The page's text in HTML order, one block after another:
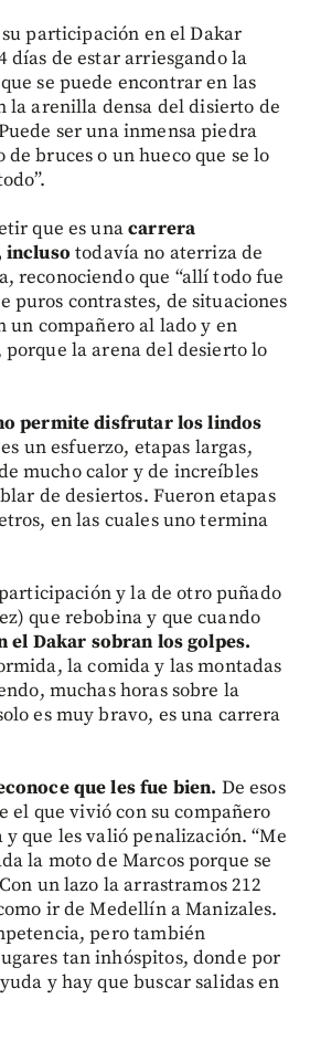
participación en el Dakar
días de estar arriesgando la
se puede encontrar en las
la arenilla densa del disierto de
ser una inmensa piedra
de bruces o un hueco que se lo
que es unacarrera
incluso todavía no aterriza de
reconociendo que “allí todo fue
puros contrastes, de situaciones
un compañero al lado y en
la arena del desierto lo
permite disfrutar los lindos
un esfuerzo, etapas largas,
mucho calor y de increíbles
de desiertos. Fueron etapas
en las cuales uno termina
y la de otro puñado
que rebobina y que cuando
el Dakar sobran los golpes.
la comida y las montadas
muchas horas sobre la
es muy bravo, es una carrera
que les fue bien. De esos
el que vivió con su compañero
que les valió penalización. “Me
la moto de Marcos porque se
un lazo la arrastramos 212
ir de Medellín a Manizales.
pero también
tan inhóspitos, donde por
y hay que buscar salidas en